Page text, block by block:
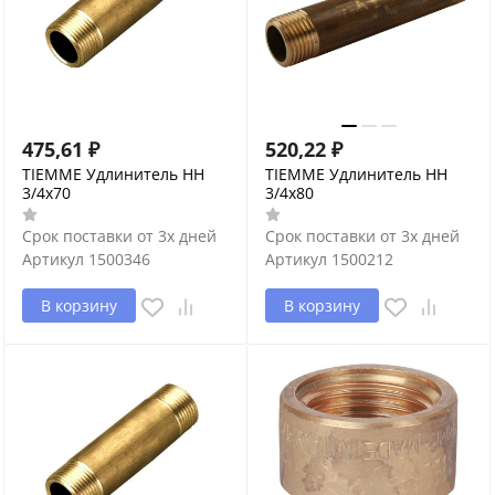
475,61 ₽
TIEMME Удлинитель НН
3/4х70
Срок поставки от 3х дней
Артикул 1500346
В корзину
520,22 ₽
TIEMME Удлинитель НН
3/4х80
Срок поставки от 3х дней
Артикул 1500212
В корзину